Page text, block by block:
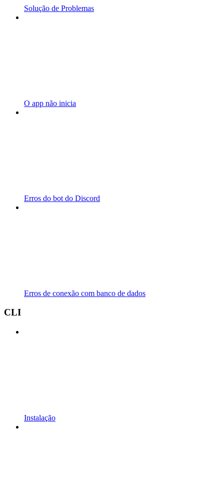
Solução de Problemas
O app não inicia
Erros do bot do Discord
Erros de conexão com banco de dados
CLI
Instalação